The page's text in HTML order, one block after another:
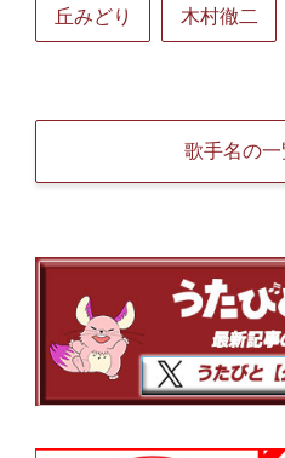
丘みどり 木村徹二
歌手名の一